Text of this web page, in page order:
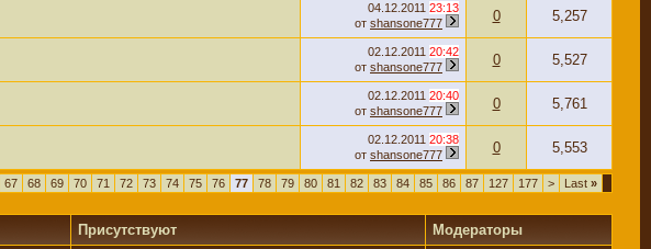
04.12.2011 23:13
от shansone777 0 5,257
02.12.2011 20:42
от shansone777 0 5,527
02.12.2011 20:40
от shansone777 0 5,761
02.12.2011 20:38
от shansone777 0 5,553
67 68 69 70 71 72 73 74 75 76 77 78 79 80 81 82 83 84 85 86 87 127 177 > Last »
Присутствуют Модераторы